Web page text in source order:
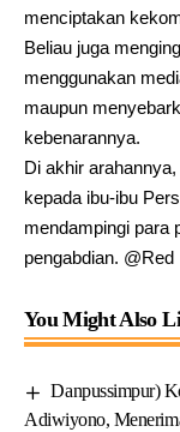
menciptakan
Beliau juga
menggunakan
maupun
kebenarannya.
Di akhir
kepada ibu-ibu
mendampingi para
pengabdian. @Red
You Might Also
Danpussimpur)
Adiwiyono,